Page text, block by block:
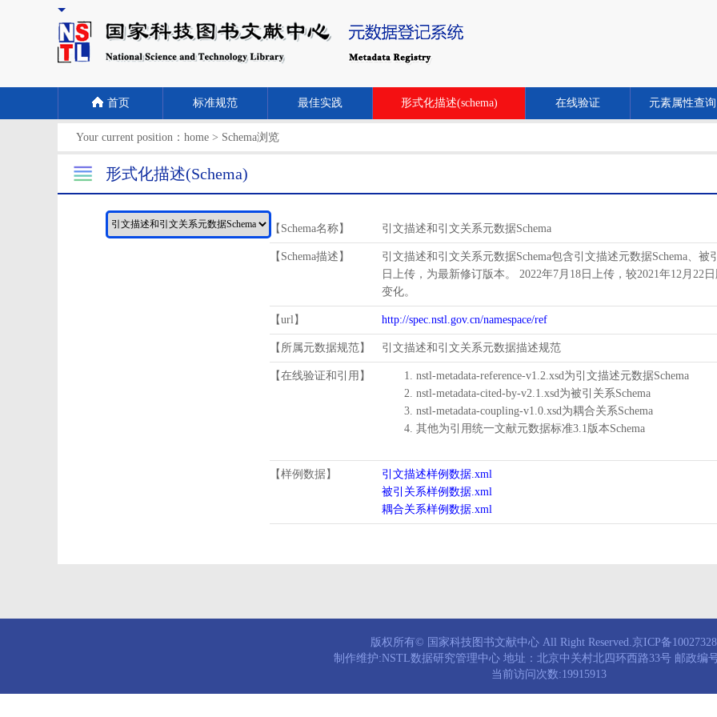
首页 标准规范 最佳实践 形式化描述(schema) 在线验证 元素属性查询
Your current position： home > Schema浏览
形式化描述(Schema)
【Schema名称】 引文描述和引文关系元数据Schema
【Schema描述】
引文描述和引文关系元数据Schema包含引文描述元数据Schema、被
日上传，为最新修订版本。 2022年7月18日上传，较2021年12月22
变化。
【url】 http://spec.nstl.gov.cn/namespace/ref
【所属元数据规范】 引文描述和引文关系元数据描述规范
【在线验证和引用】
1. nstl-metadata-reference-v1.2.xsd为引文描述元数据Schema
2. nstl-metadata-cited-by-v2.1.xsd为被引关系Schema
3. nstl-metadata-coupling-v1.0.xsd为耦合关系Schema
4. 其他为引用统一文献元数据标准3.1版本Schema
【样例数据】
引文描述样例数据.xml
被引关系样例数据.xml
耦合关系样例数据.xml
版权所有© 国家科技图书文献中心 All Right Reserved.京ICP备
制作维护:NSTL数据研究管理中心 地址：北京中关村北四环西路33号 邮政编
当前访问次数:19915913